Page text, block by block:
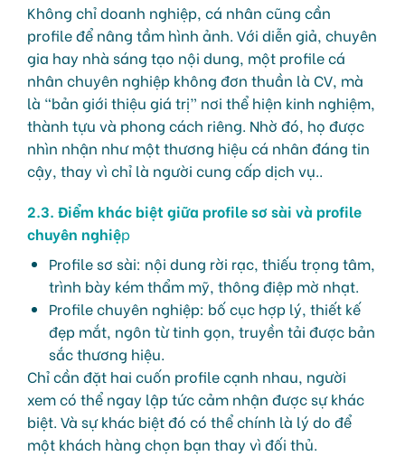
Không chỉ doanh nghiệp, cá nhân cũng cần
profile để nâng tầm hình ảnh. Với diễn giả, chuyên
gia hay nhà sáng tạo nội dung, một profile cá
nhân chuyên nghiệp không đơn thuần là CV, mà
là “bản giới thiệu giá trị” nơi thể hiện kinh nghiệm,
thành tựu và phong cách riêng. Nhờ đó, họ được
nhìn nhận như một thương hiệu cá nhân đáng tin
cậy, thay vì chỉ là người cung cấp dịch vụ..
2.3. Điểm khác biệt giữa profile sơ sài và profile
chuyên nghiệp
Profile sơ sài: nội dung rời rạc, thiếu trọng tâm,
trình bày kém thẩm mỹ, thông điệp mờ nhạt.
Profile chuyên nghiệp: bố cục hợp lý, thiết kế
đẹp mắt, ngôn từ tinh gọn, truyền tải được bản
sắc thương hiệu.
Chỉ cần đặt hai cuốn profile cạnh nhau, người
xem có thể ngay lập tức cảm nhận được sự khác
biệt. Và sự khác biệt đó có thể chính là lý do để
một khách hàng chọn bạn thay vì đối thủ.